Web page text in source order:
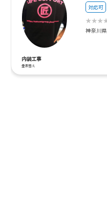
対応可
神奈川県
内装工事
畳表替え